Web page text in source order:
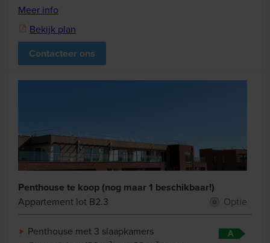
Meer info
Bekijk plan
Contacteer ons
Penthouse te koop (nog maar 1 beschikbaar!)
Appartement lot B2.3
Optie
Penthouse met 3 slaapkamers